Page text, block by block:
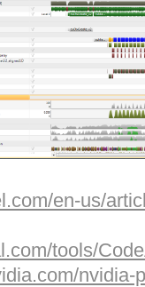
en-us/
tools/
nvidia-